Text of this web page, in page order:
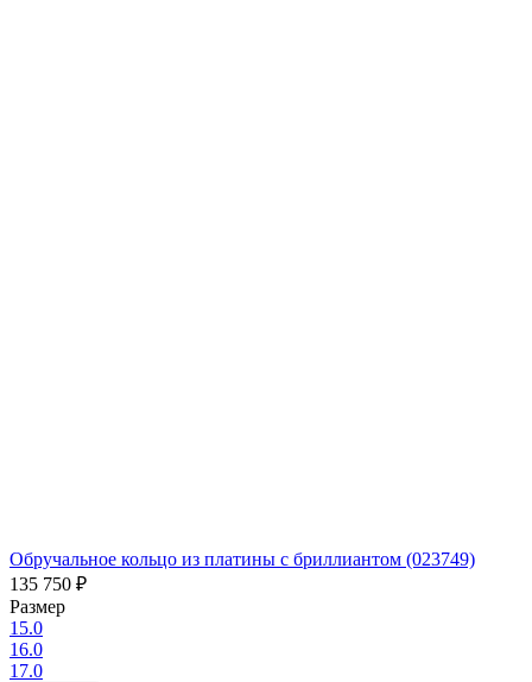
Обручальное кольцо из платины с бриллиантом (023749)
135 750 ₽
Размер
15.0
16.0
17.0